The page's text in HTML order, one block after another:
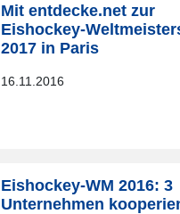
Mit entdecke.net zur
Eishockey-
2017 in Paris
16.11.2016
Eishockey-WM 2016: 3
Unternehmen